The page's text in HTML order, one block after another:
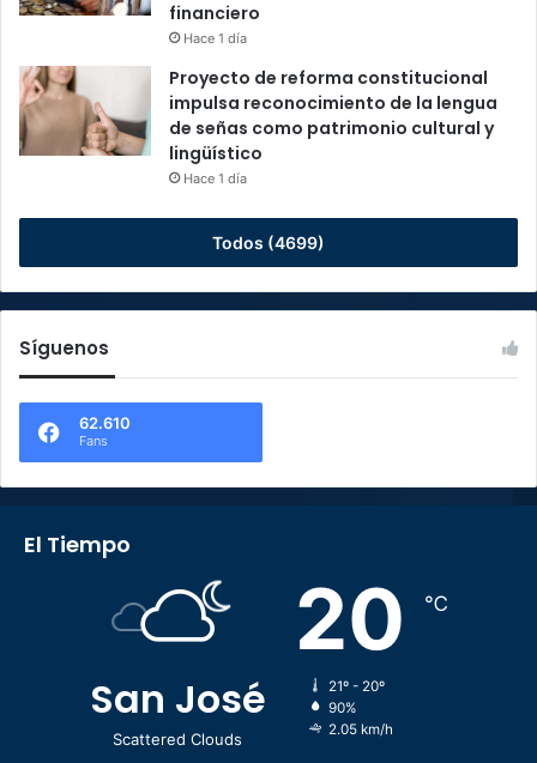
financiero
Hace 1 día
Proyecto de reforma constitucional
impulsa reconocimiento de la lengua
de señas como patrimonio cultural y
lingüístico
Hace 1 día
Todos (4699)
Síguenos
62.610
Fans
El Tiempo
San José
Scattered Clouds
20 ℃
21º - 20º
90%
2.05 km/h